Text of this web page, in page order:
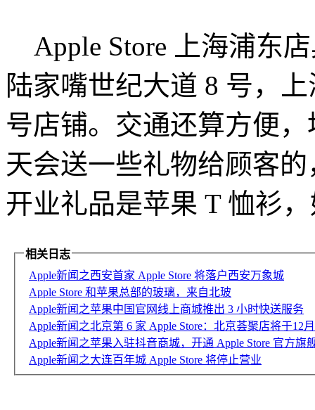
Apple Store 上海浦东
陆家嘴世纪大道 8 号，
号店铺。交通还算方便
天会送一些礼物给顾客
开业礼品是苹果 T 恤衫
相关日志
Apple新闻之西安首家 Apple Store 将落户西安万象城
Apple Store 和苹果总部的玻璃，来自北玻
Apple新闻之苹果中国官网线上商城推出 3 小时快送服务
Apple新闻之北京第 6 家 Apple Store：北京荟聚店将于12
Apple新闻之苹果入驻抖音商城，开通 Apple Store 官方旗
Apple新闻之大连百年城 Apple Store 将停止营业